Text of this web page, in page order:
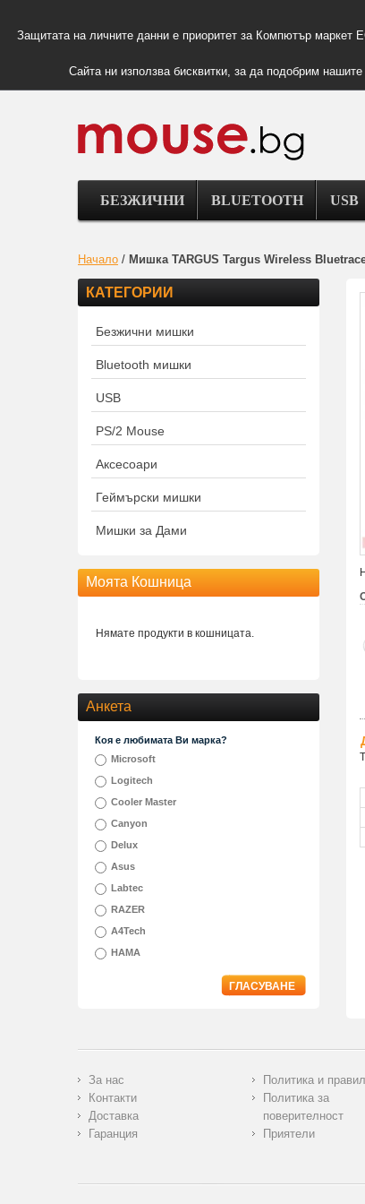
Защитата на личните данни е приоритет за Компютър
Сайта ни използва бисквитки, за да подобрим
БЕЗЖИЧНИ BLUETOOTH USB
Начало / Мишка TARGUS Targus Wireless
КАТЕГОРИИ
Безжични мишки
Bluetooth мишки
USB
PS/2 Mouse
Аксесоари
Геймърски мишки
Мишки за Дами
Моята Кошница
Нямате продукти в кошницата.
Анкета
Коя е любимата Ви марка?
Microsoft
Logitech
Cooler Master
Canyon
Delux
Asus
Labtec
RAZER
A4Tech
HAMA
ГЛАСУВАНЕ
За нас
Контакти
Доставка
Гаранция
Политика и
Политика за
поверителност
Приятели